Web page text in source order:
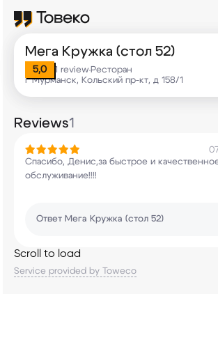
Мега Кружка (стол 52)
5,0 1 review•Ресторан
г Мурманск, Кольский пр-кт, д 158/1
Reviews1
Спасибо, Денис,за быстрое и
обслуживание!!!!
Ответ Мега Кружка (стол 52)
Scroll to load
Service provided by Toweco